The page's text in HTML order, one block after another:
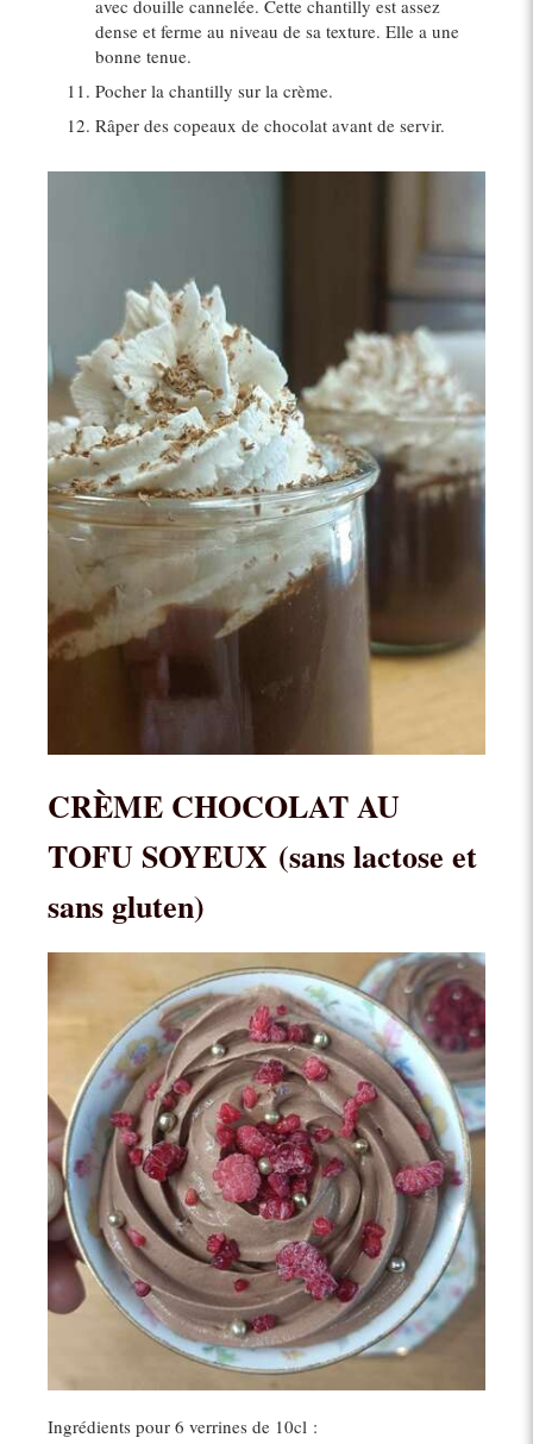
avec douille cannelée. Cette chantilly est assez
dense et ferme au niveau de sa texture. Elle a une
bonne tenue.
Pocher la chantilly sur la crème.
Râper des copeaux de chocolat avant de servir.
CRÈME CHOCOLAT AU
TOFU SOYEUX (sans lactose et
sans gluten)
Ingrédients pour 6 verrines de 10cl :